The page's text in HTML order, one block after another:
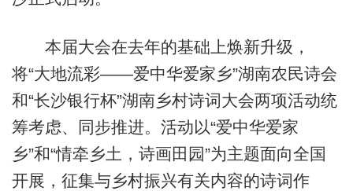
本届大会在去年的基础上焕新升级，
将“大地流彩——爱中华爱家乡”湖南农民诗会
和“长沙银行杯”湖南乡村诗词大会两项活动统
筹考虑、同步推进。活动以“爱中华爱家
乡”和“情牵乡土，诗画田园”为主题面向全国
开展，征集与乡村振兴有关内容的诗词作